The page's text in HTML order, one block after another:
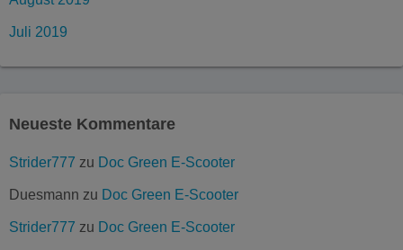
Juli 2019
Neueste Kommentare
Strider777 zu Doc Green E-Scooter
Duesmann zu Doc Green E-Scooter
Strider777 zu Doc Green E-Scooter